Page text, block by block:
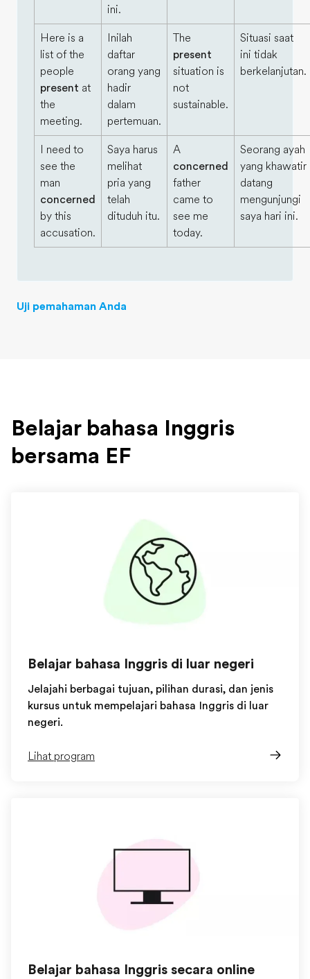
ini.
Here is a
list of the
people
present at
the
meeting.
Inilah
daftar
orang yang
hadir
dalam
pertemuan.
The
present
situation is
not
sustainable.
Situasi saat
ini tidak
berkelanjutan.
I need to
see the
man
concerned
by this
accusation.
Saya harus
melihat
pria yang
telah
dituduh itu.
A
concerned
father
came to
see me
today.
Seorang ayah
yang khawatir
datang
mengunjungi
saya hari ini.
Uji pemahaman Anda
Belajar bahasa Inggris
bersama EF
Belajar bahasa Inggris di luar negeri
Jelajahi berbagai tujuan, pilihan durasi, dan jenis
kursus untuk mempelajari bahasa Inggris di luar
negeri.
Lihat program
Belajar bahasa Inggris secara online